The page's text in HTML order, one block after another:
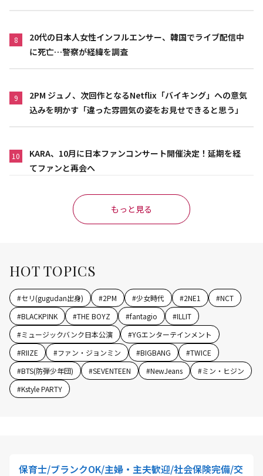
8
20代の日本人女性インフルエンサー、韓国でライブ配信中
に死亡…警察が経緯を調査
9
2PM ジュノ、次回作となるNetflix「バイキング」への意気
込みを明かす「違った雰囲気の姿をお見せできると思う」
10
KARA、10月に日本ファンコンサート開催決定！延期を経
てファンと再会へ
もっと見る
HOT TOPICS
#セリ(gugudan出身) #2PM #少女時代 #2NE1 #NCT
#BLACKPINK #THE BOYZ #fantagio #ILLIT
#ミュージックバンク日本公演 #YGエンターテインメント
#RIIZE #ファン・ジョンミン #BIGBANG #TWICE
#BTS(防弾少年団) #SEVENTEEN #NewJeans #ミン・ヒジン
#Kstyle PARTY
保育士/ブランクOK/主婦・主夫歓迎/社会保険完備/交